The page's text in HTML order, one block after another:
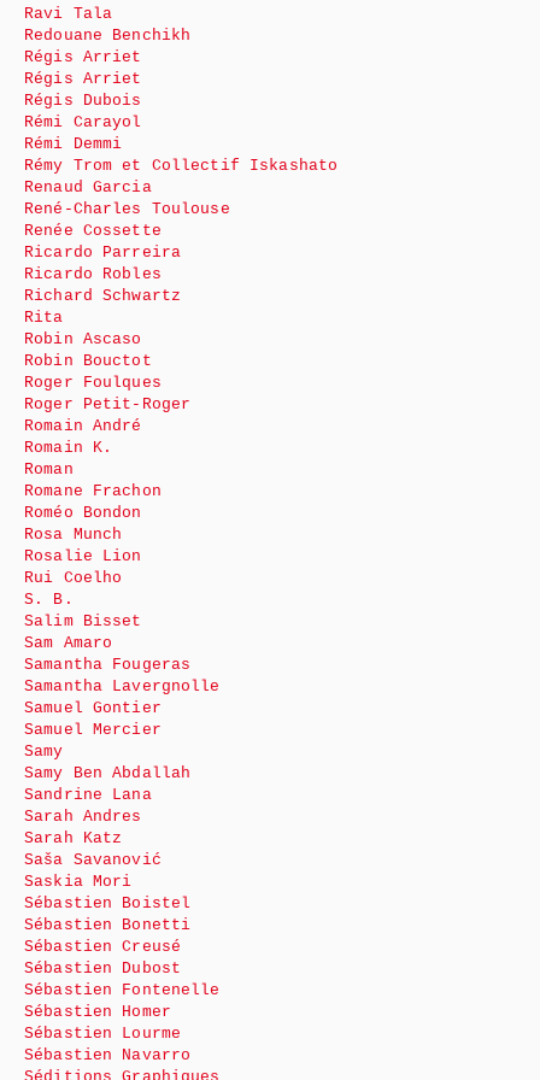
Ravi Tala
Redouane Benchikh
Régis Arriet
Régis Arriet
Régis Dubois
Rémi Carayol
Rémi Demmi
Rémy Trom et Collectif Iskashato
Renaud Garcia
René-Charles Toulouse
Renée Cossette
Ricardo Parreira
Ricardo Robles
Richard Schwartz
Rita
Robin Ascaso
Robin Bouctot
Roger Foulques
Roger Petit-Roger
Romain André
Romain K.
Roman
Romane Frachon
Roméo Bondon
Rosa Munch
Rosalie Lion
Rui Coelho
S. B.
Salim Bisset
Sam Amaro
Samantha Fougeras
Samantha Lavergnolle
Samuel Gontier
Samuel Mercier
Samy
Samy Ben Abdallah
Sandrine Lana
Sarah Andres
Sarah Katz
Saša Savanović
Saskia Mori
Sébastien Boistel
Sébastien Bonetti
Sébastien Creusé
Sébastien Dubost
Sébastien Fontenelle
Sébastien Homer
Sébastien Lourme
Sébastien Navarro